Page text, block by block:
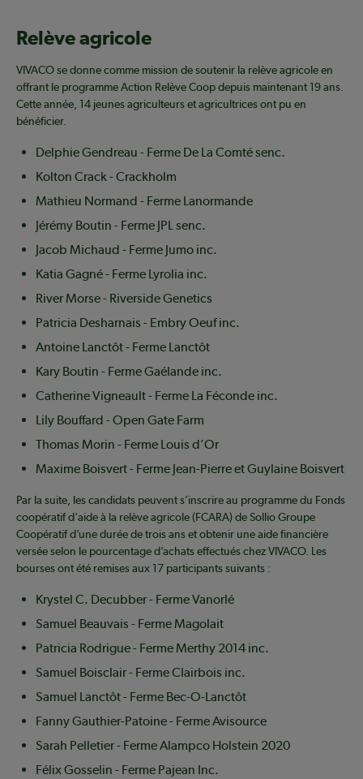
Relève agricole
VIVACO se donne comme mission de soutenir la relève agricole en
offrant le programme Action Relève Coop depuis maintenant 19 ans.
Cette année, 14 jeunes agriculteurs et agricultrices ont pu en
bénéficier.
Delphie Gendreau - Ferme De La Comté senc.
Kolton Crack - Crackholm
Mathieu Normand - Ferme Lanormande
Jérémy Boutin - Ferme JPL senc.
Jacob Michaud - Ferme Jumo inc.
Katia Gagné - Ferme Lyrolia inc.
River Morse - Riverside Genetics
Patricia Desharnais - Embry Oeuf inc.
Antoine Lanctôt - Ferme Lanctôt
Kary Boutin - Ferme Gaélande inc.
Catherine Vigneault - Ferme La Féconde inc.
Lily Bouffard - Open Gate Farm
Thomas Morin - Ferme Louis d’Or
Maxime Boisvert - Ferme Jean-Pierre et Guylaine Boisvert
Par la suite, les candidats peuvent s’inscrire au programme du Fonds
coopératif d'aide à la relève agricole (FCARA) de Sollio Groupe
Coopératif d’une durée de trois ans et obtenir une aide financière
versée selon le pourcentage d’achats effectués chez VIVACO. Les
bourses ont été remises aux 17 participants suivants :
Krystel C. Decubber - Ferme Vanorlé
Samuel Beauvais - Ferme Magolait
Patricia Rodrigue - Ferme Merthy 2014 inc.
Samuel Boisclair - Ferme Clairbois inc.
Samuel Lanctôt - Ferme Bec-O-Lanctôt
Fanny Gauthier-Patoine - Ferme Avisource
Sarah Pelletier - Ferme Alampco Holstein 2020
Félix Gosselin - Ferme Pajean Inc.